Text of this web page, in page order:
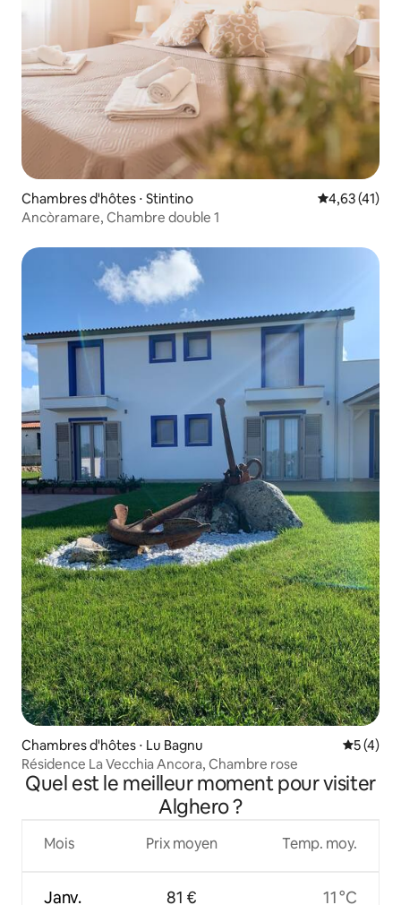
Chambres d'hôtes ⋅ Stintino Évaluation
4,63 (41)
Ancòramare, Chambre double 1
Chambres d'hôtes ⋅ Lu Bagnu
5 (4)
Résidence La Vecchia Ancora, Chambre rose
Quel est le meilleur moment pour visiter
Alghero ?
Mois
Janv.
Prix moyen
81 €
Temp. moy.
11 °C